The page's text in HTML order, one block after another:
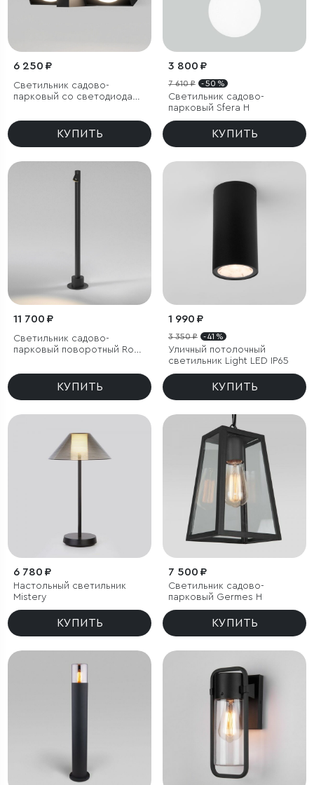
6 250 ₽
Светильник садово-
парковый со светодиодами
КУПИТЬ
3 800 ₽
7 610 ₽ - 50 %
Светильник садово-
парковый Sfera H
КУПИТЬ
11 700 ₽
Светильник садово-
парковый поворотный Rone
КУПИТЬ
1 990 ₽
3 350 ₽ - 41 %
Уличный потолочный
светильник Light LED IP65
КУПИТЬ
6 780 ₽
Настольный светильник
Mistery
КУПИТЬ
7 500 ₽
Светильник садово-
парковый Germes H
КУПИТЬ